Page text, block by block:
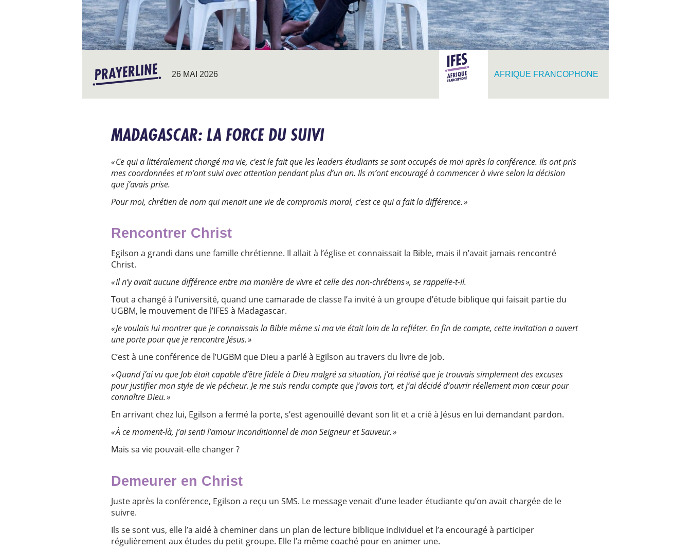
26 MAI 2026 AFRIQUE FRANCOPHONE
MADAGASCAR: LA FORCE DU SUIVI
« Ce qui a littéralement changé ma vie, c’est le fait que les leaders étudiants se sont occupés de moi après la conférence. Ils ont pris
mes coordonnées et m’ont suivi avec attention pendant plus d’un an. Ils m’ont encouragé à commencer à vivre selon la décision
que j’avais prise.
Pour moi, chrétien de nom qui menait une vie de compromis moral, c’est ce qui a fait la différence. »
Rencontrer Christ
Egilson a grandi dans une famille chrétienne. Il allait à l’église et connaissait la Bible, mais il n’avait jamais rencontré
Christ.
« Il n’y avait aucune différence entre ma manière de vivre et celle des non-chrétiens », se rappelle-t-il.
Tout a changé à l’université, quand une camarade de classe l’a invité à un groupe d’étude biblique qui faisait partie du
UGBM, le mouvement de l’IFES à Madagascar.
« Je voulais lui montrer que je connaissais la Bible même si ma vie était loin de la refléter. En fin de compte, cette invitation a ouvert
une porte pour que je rencontre Jésus. »
C’est à une conférence de l’UGBM que Dieu a parlé à Egilson au travers du livre de Job.
« Quand j’ai vu que Job était capable d’être fidèle à Dieu malgré sa situation, j’ai réalisé que je trouvais simplement des excuses
pour justifier mon style de vie pécheur. Je me suis rendu compte que j’avais tort, et j’ai décidé d’ouvrir réellement mon cœur pour
connaître Dieu. »
En arrivant chez lui, Egilson a fermé la porte, s’est agenouillé devant son lit et a crié à Jésus en lui demandant pardon.
« À ce moment-là, j’ai senti l’amour inconditionnel de mon Seigneur et Sauveur. »
Mais sa vie pouvait-elle changer ?
Demeurer en Christ
Juste après la conférence, Egilson a reçu un SMS. Le message venait d’une leader étudiante qu’on avait chargée de le
suivre.
Ils se sont vus, elle l’a aidé à cheminer dans un plan de lecture biblique individuel et l’a encouragé à ⁠participer
régulièrement aux études du petit groupe. Elle l’a même coaché pour en animer une.